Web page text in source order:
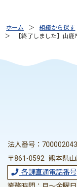
ホーム 組織から探す
【終了しました】山
法人番号：
〒861-0592 熊本県
各課直通電話番号